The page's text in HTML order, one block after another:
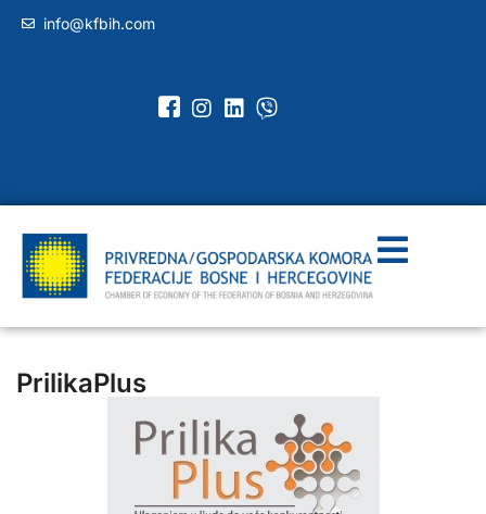
info@kfbih.com
PrilikaPlus